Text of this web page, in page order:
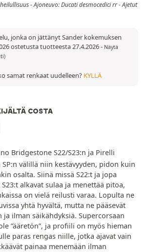
- Ajoneuvo: Ducati desmocedici rr - Ajetut
jonka on jättänyt Sander kokemuksen
ostetusta tuotteesta 27.4.2026- Näytä
samat renkaat uudelleen? KYLLÄ
COSTA
Bridgestone S22/S23:n ja Pirelli
välillä niin kestävyyden, pidon kuin
osalta. Siinä missä S22:t ja jopa
alkavat sulaa ja menettää pitoa,
on vielä reilusti varaa. Lopulta ne
yhtä hyvältä, mutta ne pääsevät
ilman säikähdyksiä. Supercorsaan
”ääretön”, ja profiili on myös hieman
paras rengas niille, jotka ajavat vain
painaa menemään ilman